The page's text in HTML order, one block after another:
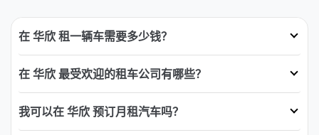
在 华欣 租一辆车需要多少钱？
在 华欣 最受欢迎的租车公司有哪些？
我可以在 华欣 预订月租汽车吗？